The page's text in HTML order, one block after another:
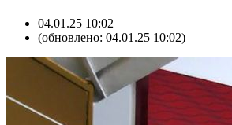
04.01.25 10:02
(обновлено: 04.01.25 10:02)